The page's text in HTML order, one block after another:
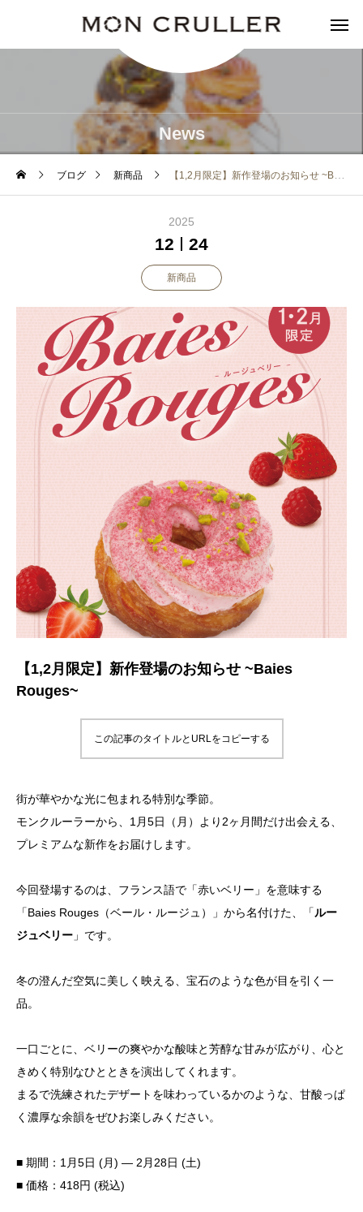
News
ブログ 新商品 【1,2月限定】新作登場のお知らせ ~Baies Rouges~
2025
12 24
新商品
【1,2月限定】新作登場のお知らせ ~Baies
Rouges~
この記事のタイトルとURLをコピーする
街が華やかな光に包まれる特別な季節。
モンクルーラーから、1月5日（月）より2ヶ月間だけ出会える、
プレミアムな新作をお届けします。
今回登場するのは、フランス語で「赤いベリー」を意味する
「Baies Rouges（ベール・ルージュ）」から名付けた、「ルー
ジュベリー 」です。
冬の澄んだ空気に美しく映える、宝石のような色が目を引く一
品。
一口ごとに、ベリーの爽やかな酸味と芳醇な甘みが広がり、心と
きめく特別なひとときを演出してくれます。
まるで洗練されたデザートを味わっているかのような、甘酸っぱ
く濃厚な余韻をぜひお楽しみください。
■ 期間：1月5日 (月) — 2月28日 (土)
■ 価格：418円 (税込)